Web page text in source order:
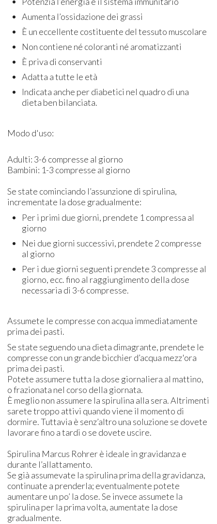
Aumenta l’ossidazione dei grassi
È un eccellente costituente del tessuto muscolare
Non contiene né coloranti né aromatizzanti
È priva di conservanti
Adatta a tutte le età
Indicata anche per diabetici nel quadro di una
dieta ben bilanciata.
Modo d'uso:
Adulti: 3-6 compresse al giorno
Bambini: 1-3 compresse al giorno
Se state cominciando l’assunzione di spirulina,
incrementate la dose gradualmente:
Per i primi due giorni, prendete 1 compressa al
giorno
Nei due giorni successivi, prendete 2 compresse
al giorno
Per i due giorni seguenti prendete 3 compresse al
giorno, ecc. fino al raggiungimento della dose
necessaria di 3-6 compresse.
Assumete le compresse con acqua immediatamente
prima dei pasti.
Se state seguendo una dieta dimagrante, prendete le
compresse con un grande bicchier d’acqua mezz'ora
prima dei pasti.
Potete assumere tutta la dose giornaliera al mattino,
o frazionata nel corso della giornata.
È meglio non assumere la spirulina alla sera. Altrimenti
sarete troppo attivi quando viene il momento di
dormire. Tuttavia è senz’altro una soluzione se dovete
lavorare fino a tardi o se dovete uscire.
Spirulina Marcus Rohrer è ideale in gravidanza e
durante l’allattamento.
Se già assumevate la spirulina prima della gravidanza,
continuate a prenderla; eventualmente potete
aumentare un po’ la dose. Se invece assumete la
spirulina per la prima volta, aumentate la dose
gradualmente.